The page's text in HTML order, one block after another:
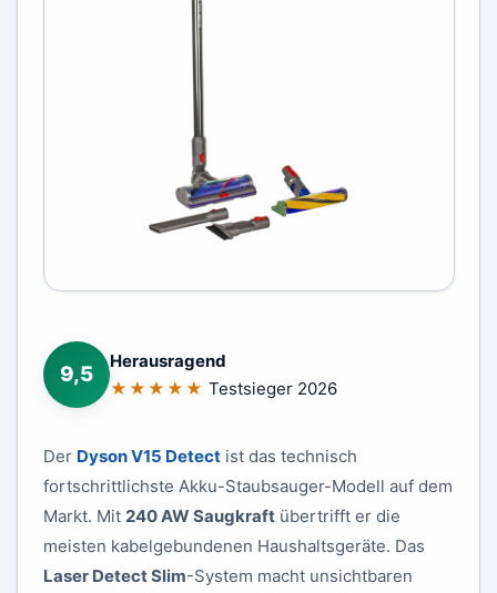
9,5
Herausragend
★★★★★ Testsieger 2026
Der Dyson V15 Detectist das technisch
fortschrittlichste Akku-Staubsauger-Modell auf dem
Markt. Mit 240 AW Saugkraftübertrifft er die
meisten kabelgebundenen Haushaltsgeräte. Das
Laser Detect Slim-System macht unsichtbaren